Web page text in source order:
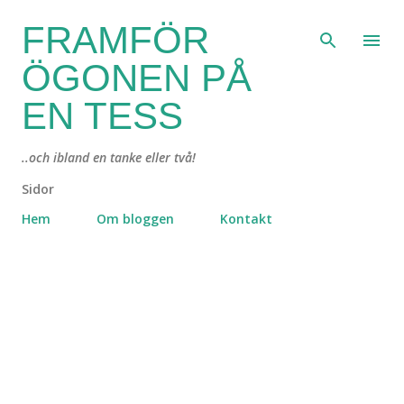
Fortsätt till huvudinnehåll
FRAMFÖR
ÖGONEN PÅ
EN TESS
..och ibland en tanke eller två!
Sidor
Hem
Om bloggen Kontakt